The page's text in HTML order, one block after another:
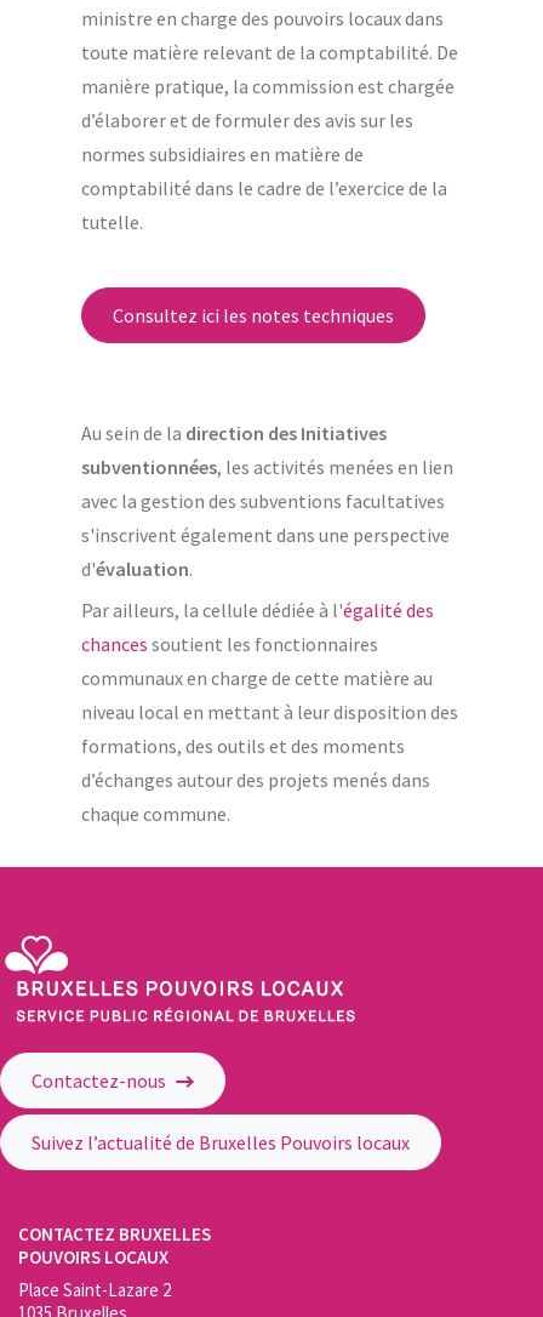
ministre en charge des pouvoirs locaux dans
toute matière relevant de la comptabilité. De
manière pratique, la commission est chargée
d’élaborer et de formuler des avis sur les
normes subsidiaires en matière de
comptabilité dans le cadre de l’exercice de la
tutelle.
Consultez ici les notes techniques
Au sein de la direction des Initiatives
subventionnées, les activités menées en lien
avec la gestion des subventions facultatives
s'inscrivent également dans une perspective
d'évaluation.
Par ailleurs, la cellule dédiée à l'égalité des
chances soutient les fonctionnaires
communaux en charge de cette matière au
niveau local en mettant à leur disposition des
formations, des outils et des moments
d’échanges autour des projets menés dans
chaque commune.
Contactez-nous
Suivez l’actualité de Bruxelles Pouvoirs locaux
CONTACTEZ BRUXELLES
POUVOIRS LOCAUX
Place Saint-Lazare 2